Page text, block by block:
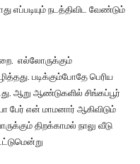
எப்படியும் நடத்திவிட வேண்டும்
எல்லோருக்கும்
படிக்கும்போதே பெரிய
ஆறு ஆண்டுகளில் சிங்கப்பூர்
பேர் என் மாமனார் ஆகிவிடும்
திறக்காமல் நாலு வீடு